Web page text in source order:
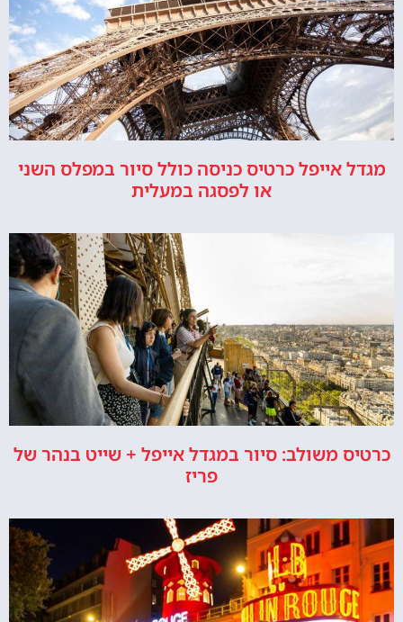
מגדל אייפל כרטיס כניסה כולל סיור במפלס השני
או לפסגה במעלית
כרטיס משולב: סיור במגדל אייפל + שייט בנהר של
פריז